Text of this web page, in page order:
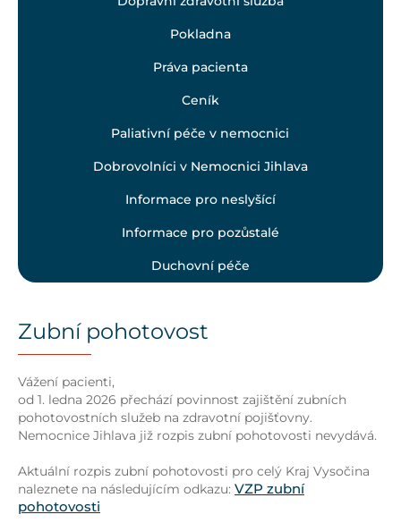
Pokladna
Práva pacienta
Ceník
Paliativní péče v nemocnici
Dobrovolníci v Nemocnici Jihlava
Informace pro neslyšící
Informace pro pozůstalé
Duchovní péče
Zubní pohotovost
Vážení pacienti,
od 1. ledna 2026 přechází povinnost zajištění zubních
pohotovostních služeb na zdravotní pojišťovny.
Nemocnice Jihlava již rozpis zubní pohotovosti nevydává.
Aktuální rozpis zubní pohotovosti pro celý Kraj Vysočina
naleznete na následujícím odkazu: VZP zubní
pohotovosti